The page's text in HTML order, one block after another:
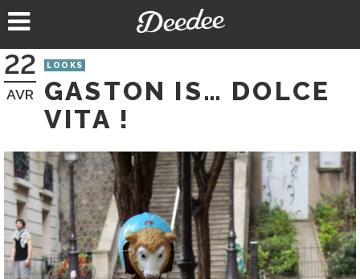
au
22
AVR
LOOKS
GASTON IS… DOLCE
VITA !